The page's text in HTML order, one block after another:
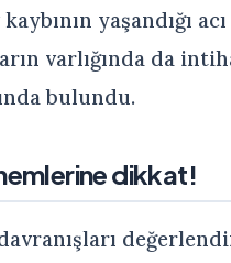
yaşandığı
varlığında da
bulundu.
dikkat!